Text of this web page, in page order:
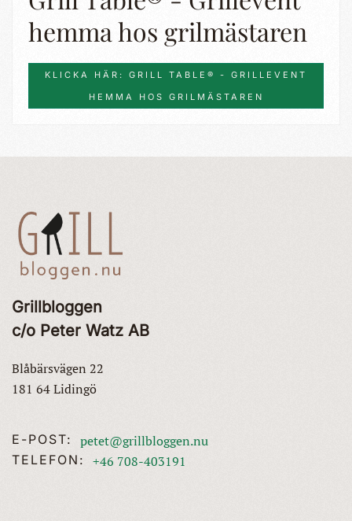
hemma hos grilmästaren
KLICKA HÄR: GRILL TABLE® - GRILLEVENT
HEMMA HOS GRILMÄSTAREN
Grillbloggen
c/o Peter Watz AB
Blåbärsvägen 22
181 64 Lidingö
E-POST: petet@grillbloggen.nu
TELEFON: +46 708-403191